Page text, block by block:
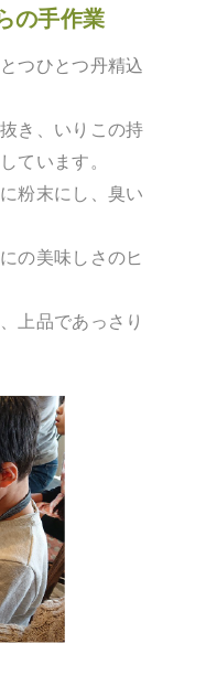
の手作業
つひとつ丹精込
き、いりこの持
ています。
粉末にし、臭い
の美味しさのヒ
上品であっさり